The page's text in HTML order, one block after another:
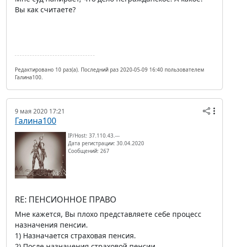
Вы как считаете?
Редактировано 10 раз(а). Последний раз 2020-05-09 16:40 пользователем
Галина100.
9 мая 2020 17:21
Галина100
IP/Host: 37.110.43.---
Дата регистрации: 30.04.2020
Сообщений: 267
RE: ПЕНСИОННОЕ ПРАВО
Мне кажется, Вы плохо представляете себе процесс
назначения пенсии.
1) Назначается страховая пенсия.